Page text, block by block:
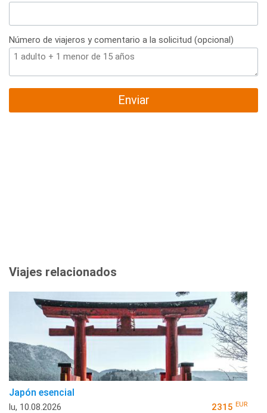
Número de viajeros y comentario a la solicitud (opcional)
Enviar
Viajes relacionados
Japón esencial
lu, 10.08.2026 2315 EUR